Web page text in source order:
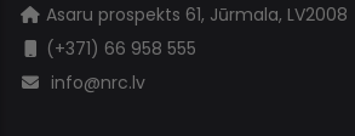
Asaru prospekts 61, Jūrmala, LV2008
(+371) 66 958 555
info@nrc.lv